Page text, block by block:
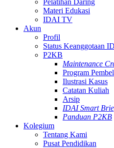
Pelatihan Daring
Materi Edukasi
IDAI TV
Akun
Profil
Status Keanggotaan
P2KB
Maintenance
Program
Ilustrasi Kasus
Catatan Kuliah
Arsip
IDAI Smart
Panduan P2KB
Kolegium
Tentang Kami
Pusat Pendidikan